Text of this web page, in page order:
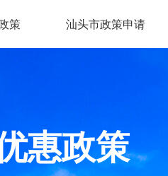
策 汕头市政策申请
惠政策